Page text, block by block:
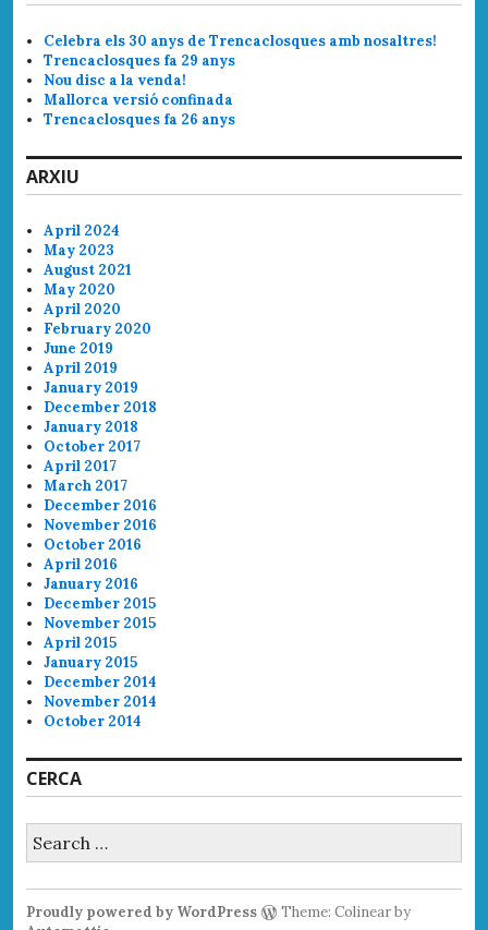
Celebra els 30 anys de Trencaclosques amb nosaltres!
Trencaclosques fa 29 anys
Nou disc a la venda!
Mallorca versió confinada
Trencaclosques fa 26 anys
ARXIU
April 2024
May 2023
August 2021
May 2020
April 2020
February 2020
June 2019
April 2019
January 2019
December 2018
January 2018
October 2017
April 2017
March 2017
December 2016
November 2016
October 2016
April 2016
January 2016
December 2015
November 2015
April 2015
January 2015
December 2014
November 2014
October 2014
CERCA
for:
Proudly powered by WordPress
Theme: Colinear by